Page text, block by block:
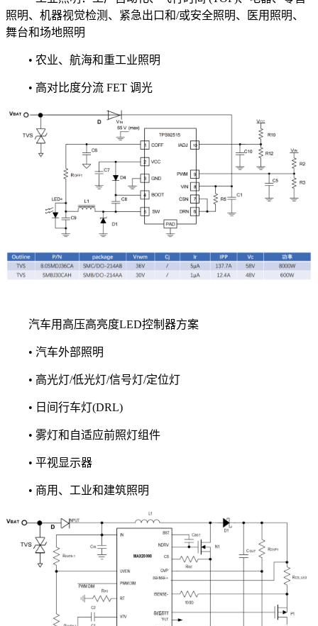
照明、机器视觉检测、紧急出口和/或安全照明、医用照明、
舞台和场地照明
• 农业、航海和重工业照明
• 高对比度分流 FET 调光
汽车用高压高亮度LED控制器方案
• 汽车外部照明
• 高光灯/低光灯/信号灯/定位灯
• 日间行车灯(DRL)
• 雾灯和自适应前照灯组件
• 平视显示器
• 商用、工业和建筑照明